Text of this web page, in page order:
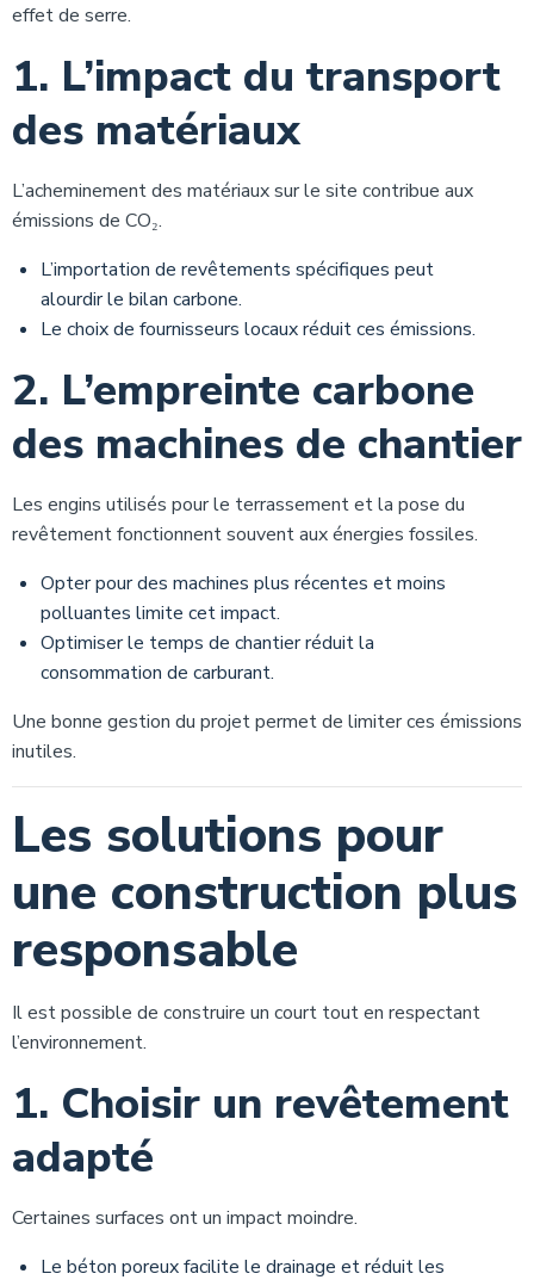
effet de serre.
1. L’impact du transport
des matériaux
L’acheminement des matériaux sur le site contribue aux
émissions de CO₂.
L’importation de revêtements spécifiques peut
alourdir le bilan carbone.
Le choix de fournisseurs locaux réduit ces émissions.
2. L’empreinte carbone
des machines de chantier
Les engins utilisés pour le terrassement et la pose du
revêtement fonctionnent souvent aux énergies fossiles.
Opter pour des machines plus récentes et moins
polluantes limite cet impact.
Optimiser le temps de chantier réduit la
consommation de carburant.
Une bonne gestion du projet permet de limiter ces émissions
inutiles.
Les solutions pour
une construction plus
responsable
Il est possible de construire un court tout en respectant
l’environnement.
1. Choisir un revêtement
adapté
Certaines surfaces ont un impact moindre.
Le béton poreux facilite le drainage et réduit les